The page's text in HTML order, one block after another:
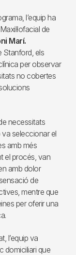
l’equip ha
de
Marí.
Stanford, els
per observar
no cobertes
necessitats
va seleccionar el
amb més
el procés, van
amb dolor
de
mentre que
per oferir una
l’equip va
domiciliari que